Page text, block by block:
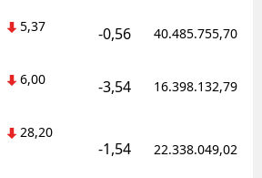
5,37 -0,56 40.485.755,70
6,00 -3,54 16.398.132,79
28,20
-1,54 22.338.049,02